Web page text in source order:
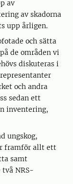
av
av skadorna
upp årligen.
och sätta
de områden vi
diskuteras i
och andra
sedan ett
inventering,
ungskog,
framför allt ett
samt
två NRS-